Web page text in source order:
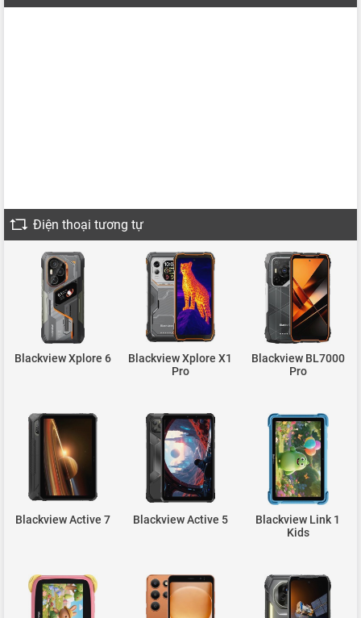
Điện thoại tương tự
Blackview Xplore 6
Blackview Xplore X1
Pro
Blackview BL7000
Pro
Blackview Active 7 Blackview Active 5
Blackview Link 1
Kids